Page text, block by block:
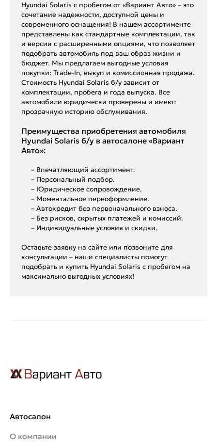
Hyundai Solaris с пробегом от «Вариант Авто» – это
сочетание надежности, доступной цены и
современного оснащения! В нашем ассортименте
представлены как стандартные комплектации, так
и версии с расширенными опциями, что позволяет
подобрать автомобиль под ваш образ жизни и
бюджет. Мы предлагаем выгодные условия
покупки: Trade-In, выкуп и комиссионная продажа.
Стоимость Hyundai Solaris б/у зависит от
комплектации, пробега и года выпуска. Все
автомобили юридически проверены и имеют
прозрачную историю обслуживания.
Преимущества приобретения автомобиля
Hyundai Solaris б/у в автосалоне «Вариант
Авто»:
– Впечатляющий ассортимент.
– Персональный подбор.
– Юридическое сопровождение.
– Моментальное переоформление.
– Автокредит без первоначального взноса.
– Без рисков, скрытых платежей и комиссий.
– Индивидуальные условия и скидки.
Оставьте заявку на сайте или позвоните для
консультации – наши специалисты помогут
подобрать и купить Hyundai Solaris с пробегом на
максимально выгодных условиях!
Автосалон
О компании